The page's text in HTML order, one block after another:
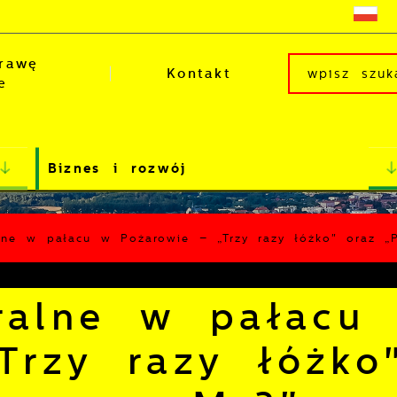
Kontakt
Biznes i rozwój
w pałacu w Pożarowie – „Trzy razy łóżko" oraz
w pałacu
razy